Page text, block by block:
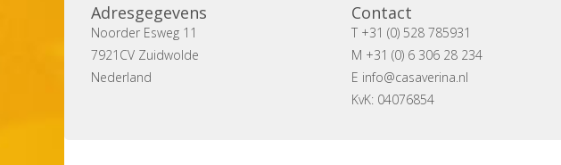
Adresgegevens
Noorder Esweg 11
7921CV Zuidwolde
Nederland
Contact
T +31 (0) 528 785931
M +31 (0) 6 306 28 234
E info@casaverina.nl
KvK: 04076854